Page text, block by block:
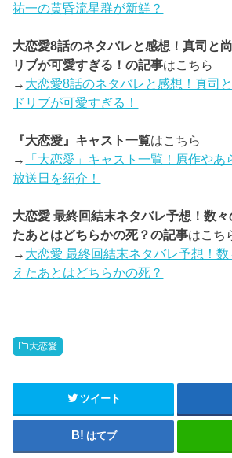
祐一の黄昏流星群が新鮮？
大恋愛8話のネタバレと感想！真司と
リブが可愛すぎる！の記事はこちら
→ 大恋愛8話のネタバレと感想！真司
ドリブが可愛すぎる！
『大恋愛』キャスト一覧はこちら
→
「大恋愛」キャスト一覧！原作やあ
放送日を紹介！
大恋愛 最終回結末ネタバレ予想！数々
たあとはどちらかの死？の記事はこち
→ 大恋愛 最終回結末ネタバレ予想！
えたあとはどちらかの死？
大恋愛
ツイート
はてブ